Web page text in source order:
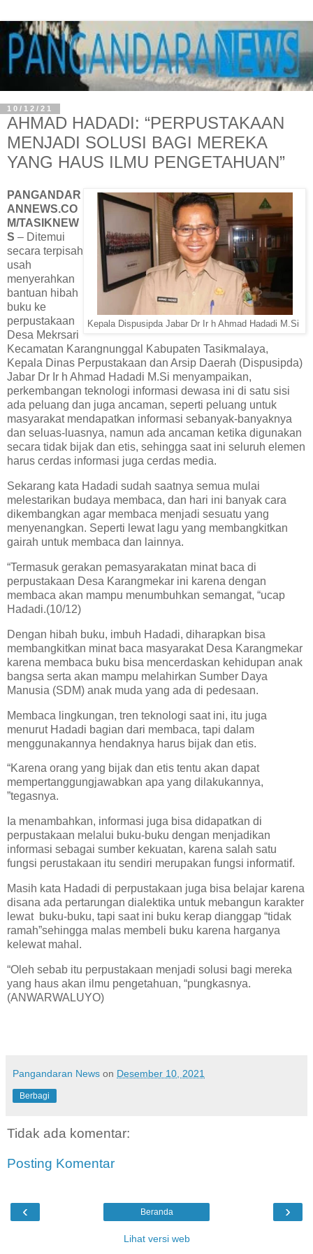
10/12/21
AHMAD HADADI: “PERPUSTAKAAN
MENJADI SOLUSI BAGI MEREKA
YANG HAUS ILMU PENGETAHUAN”
Kepala Dispusipda Jabar Dr Ir h Ahmad Hadadi M.Si
PANGANDAR
ANNEWS.CO
M/TASIKNEW
S – Ditemui
secara terpisah
usah
menyerahkan
bantuan hibah
buku ke
perpustakaan
Desa Mekrsari
Kecamatan Karangnunggal Kabupaten Tasikmalaya,
Kepala Dinas Perpustakaan dan Arsip Daerah (Dispusipda)
Jabar Dr Ir h Ahmad Hadadi M.Si menyampaikan,
perkembangan teknologi informasi dewasa ini di satu sisi
ada peluang dan juga ancaman, seperti peluang untuk
masyarakat mendapatkan informasi sebanyak-banyaknya
dan seluas-luasnya, namun ada ancaman ketika digunakan
secara tidak bijak dan etis, sehingga saat ini seluruh elemen
harus cerdas informasi juga cerdas media.
Sekarang kata Hadadi sudah saatnya semua mulai
melestarikan budaya membaca, dan hari ini banyak cara
dikembangkan agar membaca menjadi sesuatu yang
menyenangkan. Seperti lewat lagu yang membangkitkan
gairah untuk membaca dan lainnya.
“Termasuk gerakan pemasyarakatan minat baca di
perpustakaan Desa Karangmekar ini karena dengan
membaca akan mampu menumbuhkan semangat, “ucap
Hadadi.(10/12)
Dengan hibah buku, imbuh Hadadi, diharapkan bisa
membangkitkan minat baca masyarakat Desa Karangmekar
karena membaca buku bisa mencerdaskan kehidupan anak
bangsa serta akan mampu melahirkan Sumber Daya
Manusia (SDM) anak muda yang ada di pedesaan.
Membaca lingkungan, tren teknologi saat ini, itu juga
menurut Hadadi bagian dari membaca, tapi dalam
menggunakannya hendaknya harus bijak dan etis.
“Karena orang yang bijak dan etis tentu akan dapat
mempertanggungjawabkan apa yang dilakukannya,
”tegasnya.
Ia menambahkan, informasi juga bisa didapatkan di
perpustakaan melalui buku-buku dengan menjadikan
informasi sebagai sumber kekuatan, karena salah satu
fungsi perustakaan itu sendiri merupakan fungsi informatif.
Masih kata Hadadi di perpustakaan juga bisa belajar karena
disana ada pertarungan dialektika untuk mebangun karakter
lewat buku-buku, tapi saat ini buku kerap dianggap “tidak
ramah”sehingga malas membeli buku karena harganya
kelewat mahal.
“Oleh sebab itu perpustakaan menjadi solusi bagi mereka
yang haus akan ilmu pengetahuan, “pungkasnya.
(ANWARWALUYO)
Pangandaran News on Desember 10, 2021
Berbagi
Tidak ada komentar:
Posting Komentar
‹ ›
Beranda
Lihat versi web